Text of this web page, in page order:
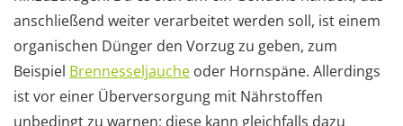
anschließend weiter verarbeitet werden soll, ist einem
organischen Dünger den Vorzug zu geben, zum
Beispiel Brennesseljauche oder Hornspäne. Allerdings
ist vor einer Überversorgung mit Nährstoffen
unbedingt zu warnen; diese kann gleichfalls dazu